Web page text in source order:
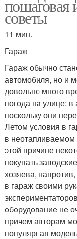
пошаговая
советы
11 мин.
Гараж
Гараж обычно
автомобиля, но и
довольно много
погода на улице: в
поскольку они
Летом условия в
в
этой причине
покупать
хозяева,
в гараж своими
оборудование не
причем авторам
популярная